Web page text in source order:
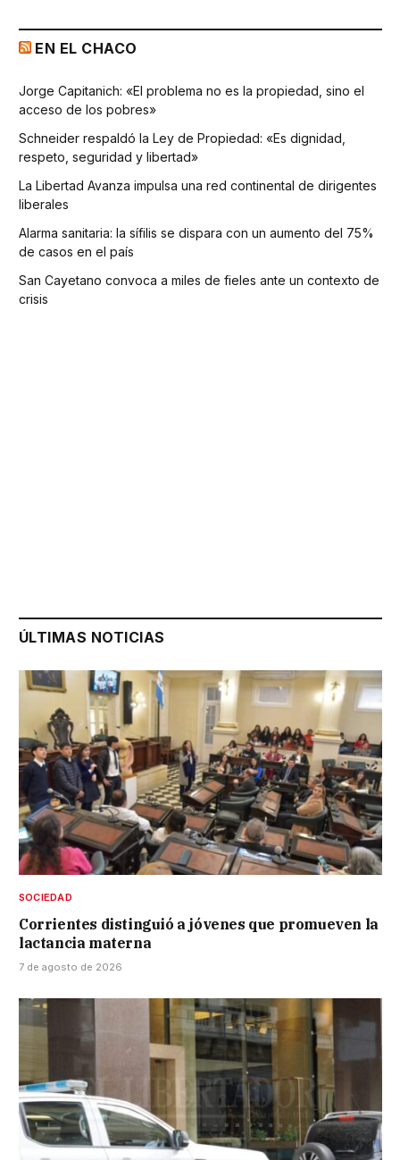
EN EL CHACO
Jorge Capitanich: «El problema no es la propiedad, sino el
acceso de los pobres»
Schneider respaldó la Ley de Propiedad: «Es dignidad,
respeto, seguridad y libertad»
La Libertad Avanza impulsa una red continental de dirigentes
liberales
Alarma sanitaria: la sífilis se dispara con un aumento del 75%
de casos en el país
San Cayetano convoca a miles de fieles ante un contexto de
crisis
ÚLTIMAS NOTICIAS
SOCIEDAD
Corrientes distinguió a jóvenes que promueven la
lactancia materna
7 de agosto de 2026